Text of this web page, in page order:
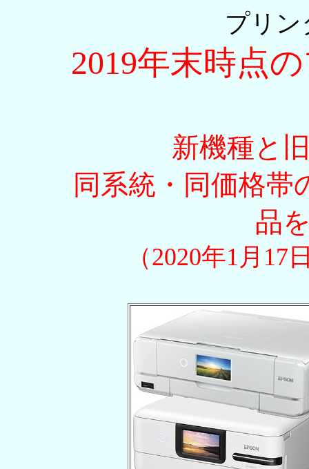
プリン
2019年末時点
新機種と
同系統・同価格
品
（2020年1月